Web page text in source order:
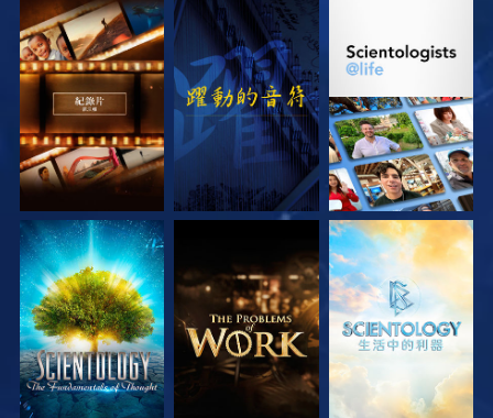
探索系列節目 觀看 探索系列節目
探索系列節目 探索系列節目 探索系列節目